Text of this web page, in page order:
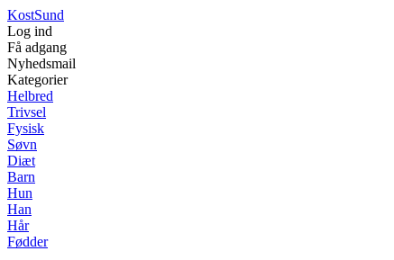
KostSund
Log ind
Få adgang
Nyhedsmail
Kategorier
Helbred
Trivsel
Fysisk
Søvn
Diæt
Barn
Hun
Han
Hår
Fødder